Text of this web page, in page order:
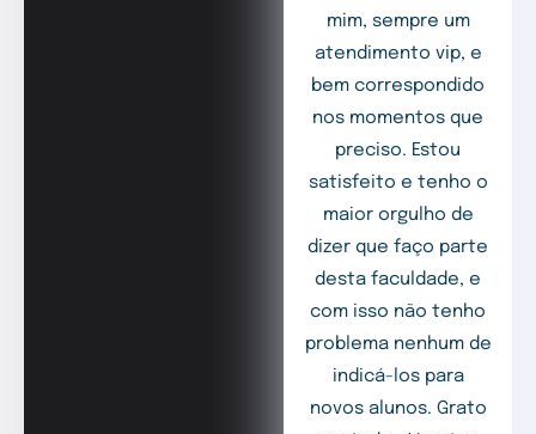
mim, sempre um
atendimento vip, e
bem correspondido
nos momentos que
preciso. Estou
satisfeito e tenho o
maior orgulho de
dizer que faço parte
desta faculdade, e
com isso não tenho
problema nenhum de
indicá-los para
novos alunos. Grato